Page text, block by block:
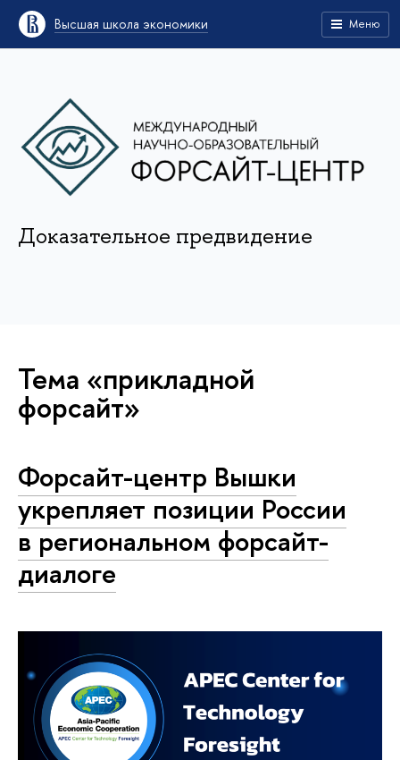
Высшая школа экономики Меню
Доказательное предвидение
Тема «прикладной
форсайт»
Форсайт-центр Вышки
укрепляет позиции России
в региональном форсайт-
диалоге